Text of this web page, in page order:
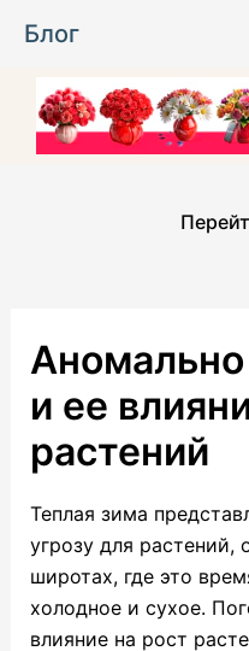
Блог
и ее
растений
Теплая зима
угрозу для растений,
широтах, где это
холодное и сухое.
влияние на рост